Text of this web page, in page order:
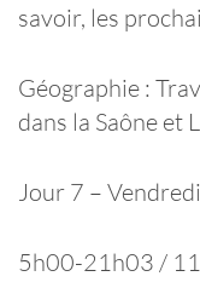
savoir, les
Géographie :
dans la Saône et
Jour 7 –
5h00-21h03 /